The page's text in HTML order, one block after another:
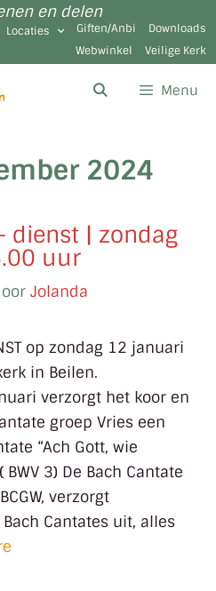
en delen
Locaties Giften/Anbi
Downloads
Webwinkel
Veilige Kerk
Menu
2024
dienst | zondag
uur
Jolanda
op zondag 12 januari
in Beilen.
verzorgt het koor en
groep Vries een
“Ach Gott, wie
3) De Bach Cantate
verzorgt
Cantates uit, alles